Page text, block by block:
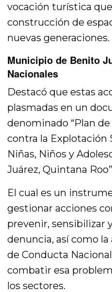
vocación turística
construcción de
nuevas generaciones.
Municipio de Benito
Nacionales
Destacó que estas
plasmadas en un
denominado “Plan
contra la Explotación
Niñas, Niños y
Juárez, Quintana
El cual es un
gestionar acciones
prevenir, sensibilizar
denuncia, así como
de Conducta
combatir esa
los sectores.